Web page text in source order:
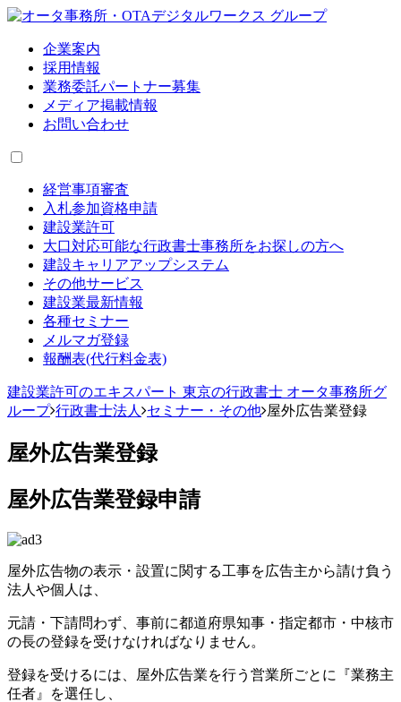
企業案内
採用情報
業務委託パートナー募集
メディア掲載情報
お問い合わせ
経営事項審査
入札参加資格申請
建設業許可
大口対応可能な行政書士事務所をお探しの方へ
建設キャリアアップシステム
その他サービス
建設業最新情報
各種セミナー
メルマガ登録
報酬表(代行料金表)
建設業許可のエキスパート 東京の行政書士 オータ事務所グ
ループ 行政書士法人 セミナー・その他 屋外広告業登録
屋外広告業登録
屋外広告業登録申請
屋外広告物の表示・設置に関する工事を広告主から請け負う
法人や個人は、
元請・下請問わず、事前に都道府県知事・指定都市・中核市
の長の登録を受けなければなりません。
登録を受けるには、屋外広告業を行う営業所ごとに『業務主
任者』を選任し、